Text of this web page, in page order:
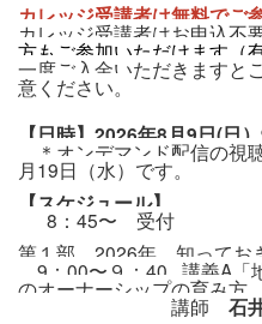
カレッジ受講者は無料でご
カレッジ受講者はお申込不要
方もご参加いただけます（有
一度ご入金いただきますと
意ください。
【日時】2026年8月9日(日
＊オンデマンド配信の視
月19日（水）です。
【スケジュール】
8：45〜 受付
第１部 2026年、知ってお
9：00〜９：40 講義A「
のオーナーシップの育み方
講師 石